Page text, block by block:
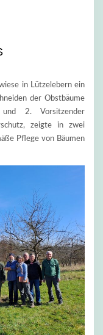
in Lützelebern ein
der Obstbäume
2. Vorsitzender
zeigte in zwei
Pflege von Bäumen